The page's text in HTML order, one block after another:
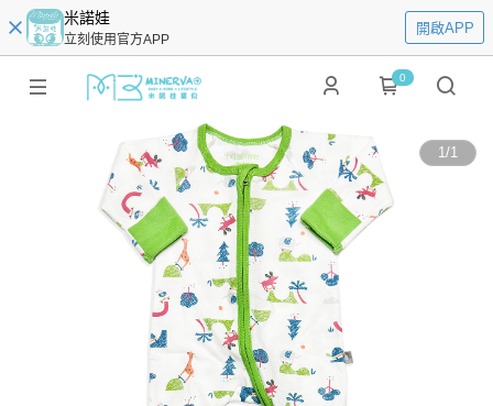
米諾娃
立刻使用官方APP
開啟APP
0
1/1